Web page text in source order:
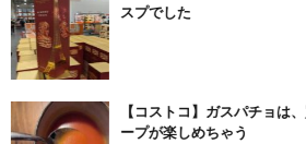
スプでした
【コストコ】ガスパチョは
ープが楽しめちゃう